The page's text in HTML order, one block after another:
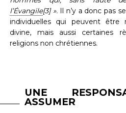
l’Évangile[3] ». Il n’y a donc pas
individuelles qui peuvent être
divine, mais aussi certaines
religions non chrétiennes.
UNE
ASSUMER